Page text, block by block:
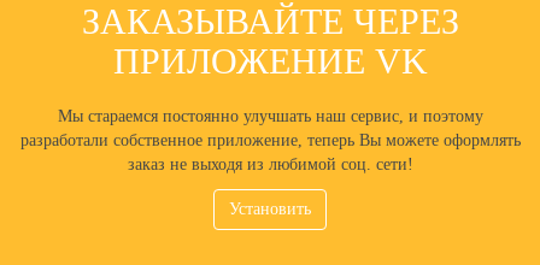
ЗАКАЗЫВАЙТЕ ЧЕРЕЗ
ПРИЛОЖЕНИЕ VK
Мы стараемся постоянно улучшать наш сервис, и поэтому
разработали собственное приложение, теперь Вы можете оформлять
заказ не выходя из любимой соц. сети!
Установить